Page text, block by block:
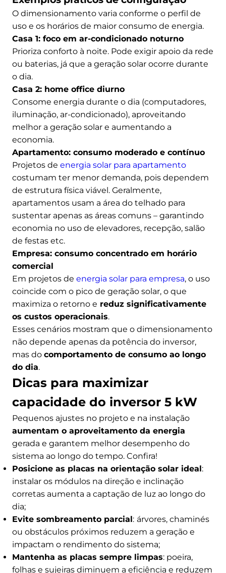
O dimensionamento varia conforme o perfil de
uso e os horários de maior consumo de energia.
Casa 1: foco em ar-condicionado noturno
Prioriza conforto à noite. Pode exigir apoio da rede
ou baterias, já que a geração solar ocorre durante
o dia.
Casa 2: home office diurno
Consome energia durante o dia (computadores,
iluminação, ar-condicionado), aproveitando
melhor a geração solar e aumentando a
economia.
Apartamento: consumo moderado e contínuo
Projetos de energia solar para apartamento
costumam ter menor demanda, pois dependem
de estrutura física viável. Geralmente,
apartamentos usam a área do telhado para
sustentar apenas as áreas comuns – garantindo
economia no uso de elevadores, recepção, salão
de festas etc.
Empresa: consumo concentrado em horário
comercial
Em projetos de energia solar para empresa, o uso
coincide com o pico de geração solar, o que
maximiza o retorno e reduz significativamente
os custos operacionais.
Esses cenários mostram que o dimensionamento
não depende apenas da potência do inversor,
mas do comportamento de consumo ao longo
do dia.
Dicas para maximizar
capacidade do inversor 5 kW
Pequenos ajustes no projeto e na instalação
aumentam o aproveitamento da energia
gerada e garantem melhor desempenho do
sistema ao longo do tempo. Confira!
Posicione as placas na orientação solar ideal:
instalar os módulos na direção e inclinação
corretas aumenta a captação de luz ao longo do
dia;
Evite sombreamento parcial: árvores, chaminés
ou obstáculos próximos reduzem a geração e
impactam o rendimento do sistema;
Mantenha as placas sempre limpas: poeira,
folhas e sujeiras diminuem a eficiência e reduzem